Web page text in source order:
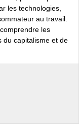
les technologies,
au travail.
les
du capitalisme et de